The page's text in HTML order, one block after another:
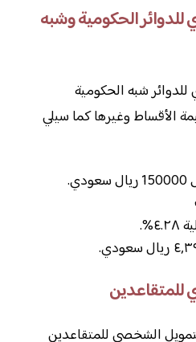
الحكومية وشبه
شبه الحكومية
الأقساط وغيرها كما سيلي
الشخصي للمتقاعدين